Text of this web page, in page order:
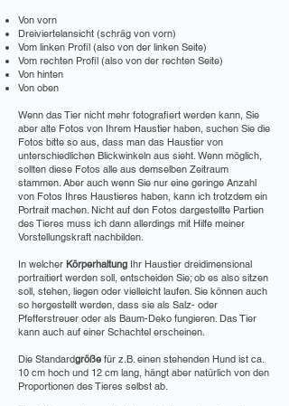
Von vorn
Dreiviertelansicht (schräg von vorn)
Vom linken Profil (also von der linken Seite)
Vom rechten Profil (also von der rechten Seite)
Von hinten
Von oben
Wenn das Tier nicht mehr fotografiert werden kann, Sie
aber alte Fotos von Ihrem Haustier haben, suchen Sie die
Fotos bitte so aus, dass man das Haustier von
unterschiedlichen Blickwinkeln aus sieht. Wenn möglich,
sollten diese Fotos alle aus demselben Zeitraum
stammen. Aber auch wenn Sie nur eine geringe Anzahl
von Fotos Ihres Haustieres haben, kann ich trotzdem ein
Portrait machen. Nicht auf den Fotos dargestellte Partien
des Tieres muss ich dann allerdings mit Hilfe meiner
Vorstellungskraft nachbilden.
In welcher Körperhaltung Ihr Haustier dreidimensional
portraitiert werden soll, entscheiden Sie; ob es also sitzen
soll, stehen, liegen oder vielleicht laufen. Sie können auch
so hergestellt werden, dass sie als Salz- oder
Pfefferstreuer oder als Baum-Deko fungieren. Das Tier
kann auch auf einer Schachtel erscheinen.
Die Standardgröße für z.B. einen stehenden Hund ist ca.
10 cm hoch und 12 cm lang, hängt aber natürlich von den
Proportionen des Tieres selbst ab.